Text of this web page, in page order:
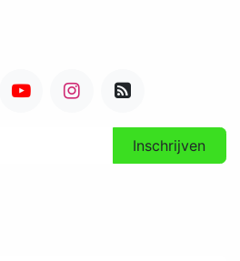
Inschrijven